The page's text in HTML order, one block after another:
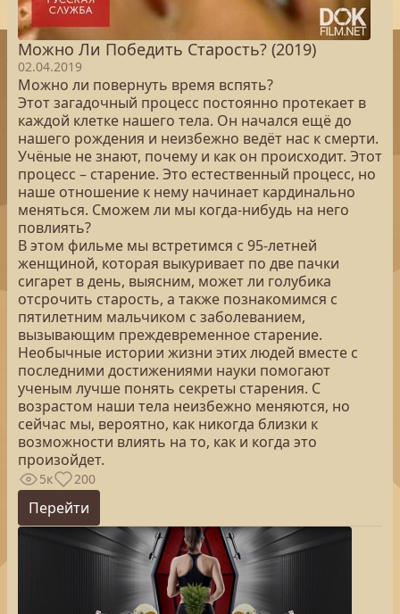
Можно Ли Победить Старость? (2019)
02.04.2019
Можно ли повернуть время вспять?
Этот загадочный процесс постоянно протекает в
каждой клетке нашего тела. Он начался ещё до
нашего рождения и неизбежно ведёт нас к смерти.
Учёные не знают, почему и как он происходит. Этот
процесс – старение. Это естественный процесс, но
наше отношение к нему начинает кардинально
меняться. Сможем ли мы когда-нибудь на него
повлиять?
В этом фильме мы встретимся с 95-летней
женщиной, которая выкуривает по две пачки
сигарет в день, выясним, может ли голубика
отсрочить старость, а также познакомимся с
пятилетним мальчиком с заболеванием,
вызывающим преждевременное старение.
Необычные истории жизни этих людей вместе с
последними достижениями науки помогают
ученым лучше понять секреты старения. С
возрастом наши тела неизбежно меняются, но
сейчас мы, вероятно, как никогда близки к
возможности влиять на то, как и когда это
произойдет.
5к 200
Перейти